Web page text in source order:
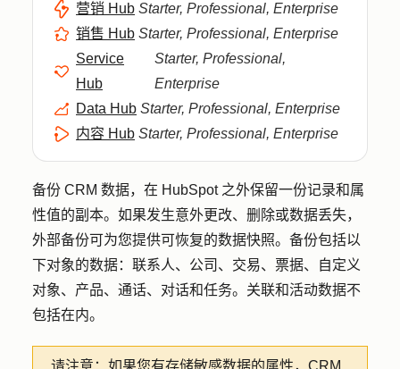
营销 Hub Starter, Professional, Enterprise
销售 Hub Starter, Professional, Enterprise
Service
Hub
Starter, Professional,
Enterprise
Data Hub Starter, Professional, Enterprise
内容 Hub Starter, Professional, Enterprise
备份 CRM 数据，在 HubSpot 之外保留一份记录和属
性值的副本。如果发生意外更改、删除或数据丢失，
外部备份可为您提供可恢复的数据快照。备份包括以
下对象的数据：联系人、公司、交易、票据、自定义
对象、产品、通话、对话和任务。关联和活动数据不
包括在内。
请注意： 如果您有存储敏感数据的属性，CRM